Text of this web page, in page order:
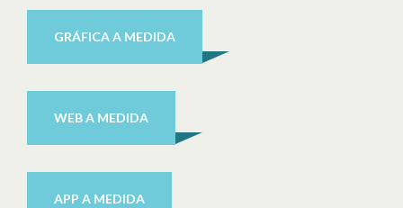
GRÁFICA A MEDIDA
WEB A MEDIDA
APP A MEDIDA